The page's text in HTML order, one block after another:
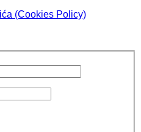
(Cookies Policy)